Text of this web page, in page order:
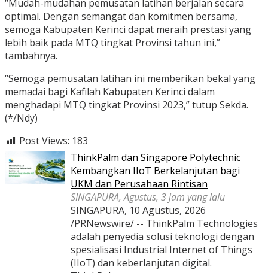
“Mudah-mudahan pemusatan latihan berjalan secara
optimal. Dengan semangat dan komitmen bersama,
semoga Kabupaten Kerinci dapat meraih prestasi yang
lebih baik pada MTQ tingkat Provinsi tahun ini,”
tambahnya.
“Semoga pemusatan latihan ini memberikan bekal yang
memadai bagi Kafilah Kabupaten Kerinci dalam
menghadapi MTQ tingkat Provinsi 2023,” tutup Sekda.
(*/Ndy)
Post Views: 183
ThinkPalm dan Singapore Polytechnic
Kembangkan IIoT Berkelanjutan bagi
UKM dan Perusahaan Rintisan
SINGAPURA, Agustus, 3 jam yang lalu
SINGAPURA, 10 Agustus, 2026
/PRNewswire/ -- ThinkPalm Technologies
adalah penyedia solusi teknologi dengan
spesialisasi Industrial Internet of Things
(IIoT) dan keberlanjutan digital.